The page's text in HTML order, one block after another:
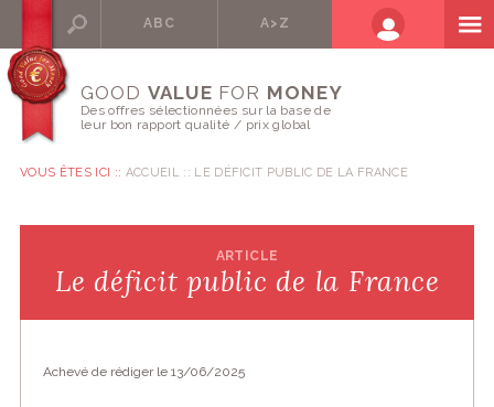
ABC A>Z
GOOD VALUE FOR MONEY
Des offres sélectionnées sur la base de
leur bon rapport qualité / prix global
VOUS ÊTES ICI :: ACCUEIL LE DÉFICIT PUBLIC DE LA FRANCE
ARTICLE
Le déficit public de la France
Achevé de rédiger le 13/06/2025